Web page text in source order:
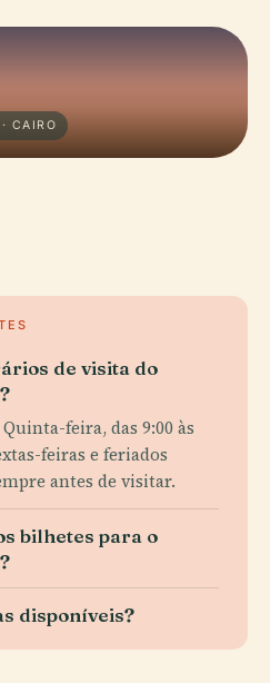
CAIRO
de visita do
feira, das 9:00 às
feiras e feriados
antes de visitar.
bilhetes para o
disponíveis?